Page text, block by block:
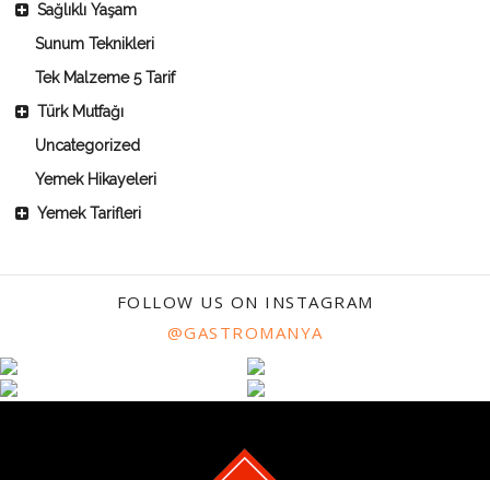
Sağlıklı Yaşam
Sunum Teknikleri
Tek Malzeme 5 Tarif
Türk Mutfağı
Uncategorized
Yemek Hikayeleri
Yemek Tarifleri
FOLLOW US ON INSTAGRAM
@GASTROMANYA